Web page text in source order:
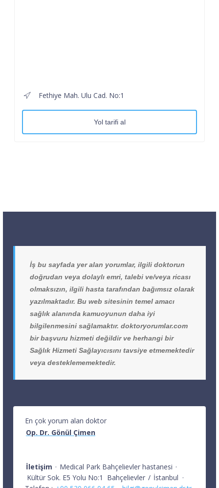
Fethiye Mah. Ulu Cad. No:1
Yol tarifi al
İş bu sayfada yer alan yorumlar, ilgili doktorun
doğrudan veya dolaylı emri, talebi ve/veya ricası
olmaksızın, ilgili hasta tarafından bağımsız olarak
yazılmaktadır. Bu web sitesinin temel amacı
sağlık alanında kamuoyunun daha iyi
bilgilenmesini sağlamaktır. doktoryorumlar.com
bir başvuru hizmeti değildir ve herhangi bir
Sağlık Hizmeti Sağlayıcısını tavsiye etmemektedir
veya desteklememektedir.
En çok yorum alan doktor
Op. Dr. Gönül Çimen
İletişim · Medical Park Bahçelievler hastanesi ·
Kültür Sok. E5 Yolu No:1
Bahçelievler / İstanbul ·